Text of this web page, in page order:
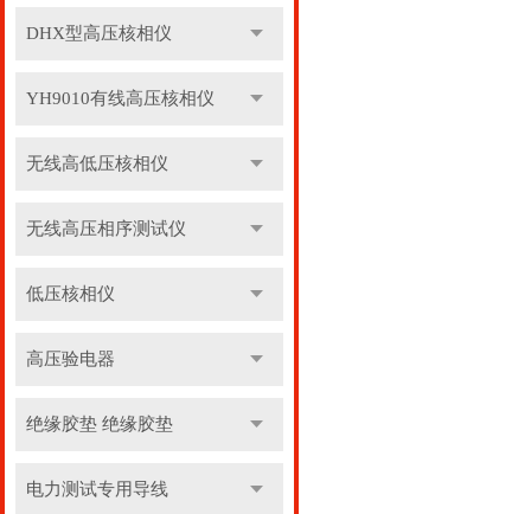
DHX型高压核相仪
YH9010有线高压核相仪
无线高低压核相仪
无线高压相序测试仪
低压核相仪
高压验电器
绝缘胶垫 绝缘胶垫
电力测试专用导线